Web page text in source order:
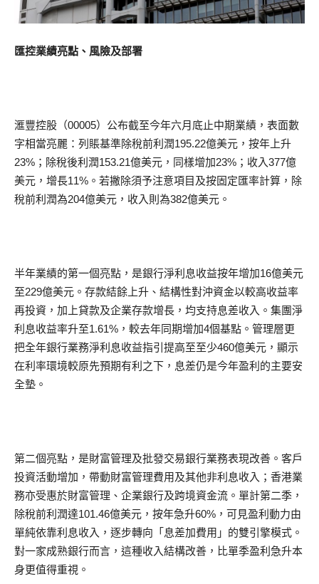
匯控業績亮點、風險及部署
滙豐控股（00005）公布截至今年六月底止中期業績，表面數
字相當亮麗：列賬基準除稅前利潤195.22億美元，按年上升
23%；除稅後利潤153.21億美元，同樣增加23%；收入377億
美元，增長11%。若撇除須予注意項目及按固定匯率計算，除
稅前利潤為204億美元，收入則為382億美元。
半年業績的第一個亮點，是銀行淨利息收益按年增加16億美元
至229億美元。存款結餘上升、結構性對沖資金以較高收益率
再投資，加上貸款及企業存款增長，均支持息差收入。集團淨
利息收益率升至1.61%，較去年同期增加4個基點。管理層更
把全年銀行業務淨利息收益指引提高至至少460億美元，顯示
在利率環境較原先預期有利之下，息差仍是今年盈利的主要安
全墊。
第二個亮點，是財富管理及批發交易銀行業務表現改善。客戶
投資活動增加，帶動財富管理費用及其他非利息收入；香港業
務亦受惠於財富管理、企業銀行及跨境資金流。單計第二季，
除稅前利潤達101.46億美元，按年急升60%，可見盈利動力由
單純依靠利息收入，逐步轉向「息差加費用」的雙引擎模式。
對一家成熟銀行而言，這種收入結構改善，比單季盈利急升本
身更值得重視。